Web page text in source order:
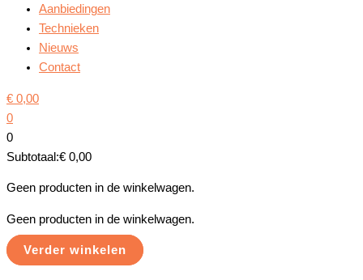
Aanbiedingen
Technieken
Nieuws
Contact
€ 0,00
0
0
Subtotaal:€ 0,00
Geen producten in de winkelwagen.
Geen producten in de winkelwagen.
Verder winkelen